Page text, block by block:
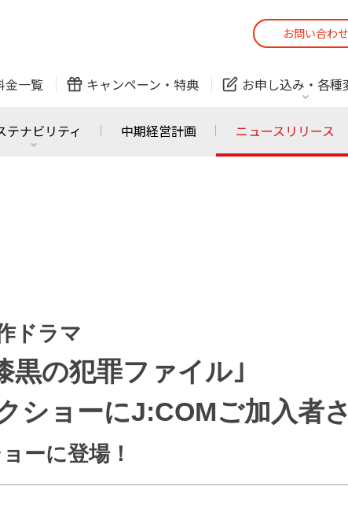
お問い合わせ
金一覧 キャンペーン・ 特典 お申し込み・ 各種
ちサポート
ブックス
パーソナルID
訪問・窓口
契約関連
でんき
防犯カメラ
テナビリティ 中期経営計画 ニュースリリース
ドラマ
黒の犯罪ファイル｣
ショーにJ:COMご加入者
ーに登場！